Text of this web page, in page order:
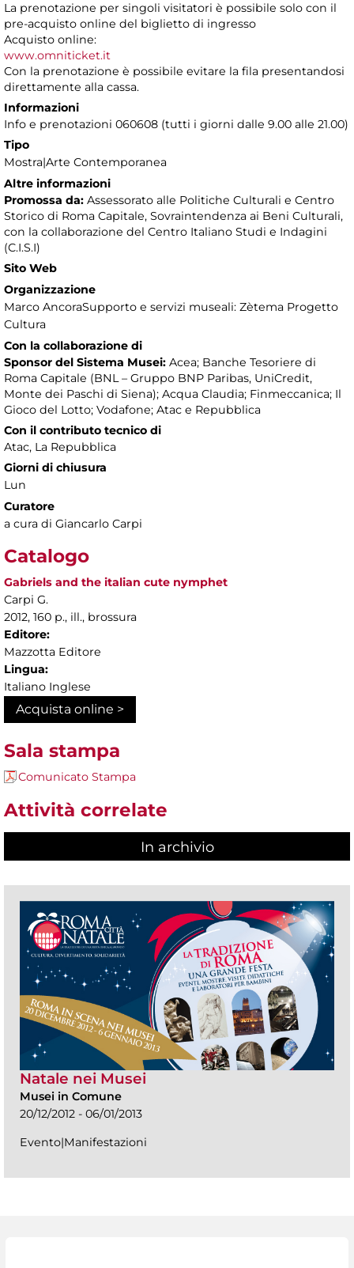
La prenotazione per singoli visitatori è possibile solo con il
pre-acquisto online del biglietto di ingresso
Acquisto online:
www.omniticket.it
Con la prenotazione è possibile evitare la fila presentandosi
direttamente alla cassa.
Informazioni
Info e prenotazioni 060608 (tutti i giorni dalle 9.00 alle 21.00)
Tipo
Mostra|Arte Contemporanea
Altre informazioni
Promossa da: Assessorato alle Politiche Culturali e Centro
Storico di Roma Capitale, Sovraintendenza ai Beni Culturali,
con la collaborazione del Centro Italiano Studi e Indagini
(C.I.S.I)
Sito Web
Organizzazione
Marco AncoraSupporto e servizi museali: Zètema Progetto
Cultura
Con la collaborazione di
Sponsor del Sistema Musei: Acea; Banche Tesoriere di
Roma Capitale (BNL – Gruppo BNP Paribas, UniCredit,
Monte dei Paschi di Siena); Acqua Claudia; Finmeccanica; Il
Gioco del Lotto; Vodafone; Atac e Repubblica
Con il contributo tecnico di
Atac, La Repubblica
Giorni di chiusura
Lun
Curatore
a cura di Giancarlo Carpi
Catalogo
Gabriels and the italian cute nymphet
Carpi G.
2012, 160 p., ill., brossura
Editore:
Mazzotta Editore
Lingua:
Italiano Inglese
Acquista online >
Sala stampa
Comunicato Stampa
Attività correlate
In archivio
Natale nei Musei
Musei in Comune
20/12/2012 - 06/01/2013
Evento|Manifestazioni